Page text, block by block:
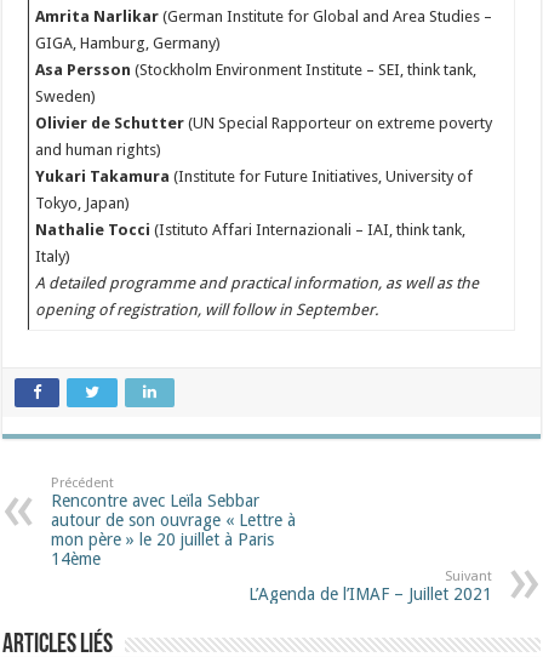
Amrita Narlikar (German Institute for Global and Area Studies –
GIGA, Hamburg, Germany)
Asa Persson (Stockholm Environment Institute – SEI, think tank,
Sweden)
Olivier de Schutter (UN Special Rapporteur on extreme poverty
and human rights)
Yukari Takamura (Institute for Future Initiatives, University of
Tokyo, Japan)
Nathalie Tocci (Istituto Affari Internazionali – IAI, think tank,
Italy)
A detailed programme and practical information, as well as the
opening of registration, will follow in September.
Précédent
Rencontre avec Leïla Sebbar
autour de son ouvrage « Lettre à
mon père » le 20 juillet à Paris
14ème
Suivant
L’Agenda de l’IMAF – Juillet 2021
Articles liés